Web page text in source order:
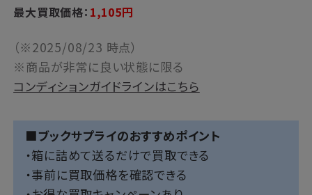
最大買取価格： 1,105円
（※2025/08/23 時点）
※商品が非常に良い状態に限る
コンディションガイドラインはこちら
■ブックサプライのおすすめポイント
・箱に詰めて送るだけで買取できる
・事前に買取価格を確認できる